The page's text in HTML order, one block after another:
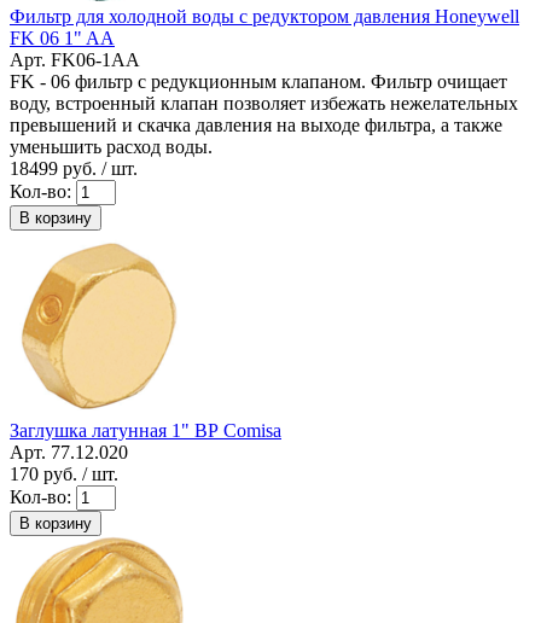
Фильтр для холодной воды с редуктором давления Honeywell
FK 06 1" AA
Арт. FK06-1AA
FK - 06 фильтр с редукционным клапаном. Фильтр очищает
воду, встроенный клапан позволяет избежать нежелательных
превышений и скачка давления на выходе фильтра, а также
уменьшить расход воды.
18499 руб. / шт.
Кол-во:
В корзину
Заглушка латунная 1" ВР Сomisa
Арт. 77.12.020
170 руб. / шт.
Кол-во:
В корзину